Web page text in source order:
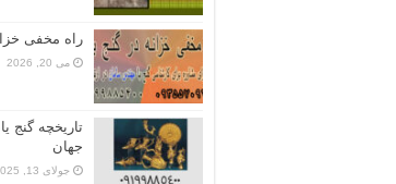
راه مخفی
می 20, 2026
تاریخچه گنج‌
جهان
جولای 13, 2025